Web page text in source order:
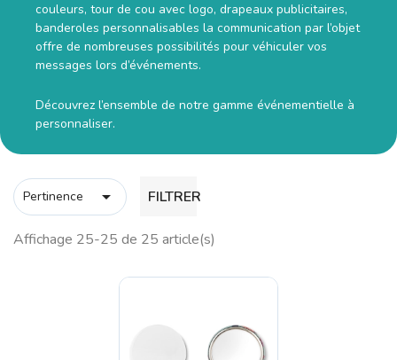
couleurs, tour de cou avec logo, drapeaux publicitaires,
banderoles personnalisables la communication par l’objet
offre de nombreuses possibilités pour véhiculer vos
messages lors d’événements.
Découvrez l’ensemble de notre gamme événementielle à
personnaliser.
Pertinence  FILTRER
Affichage 25-25 de 25 article(s)